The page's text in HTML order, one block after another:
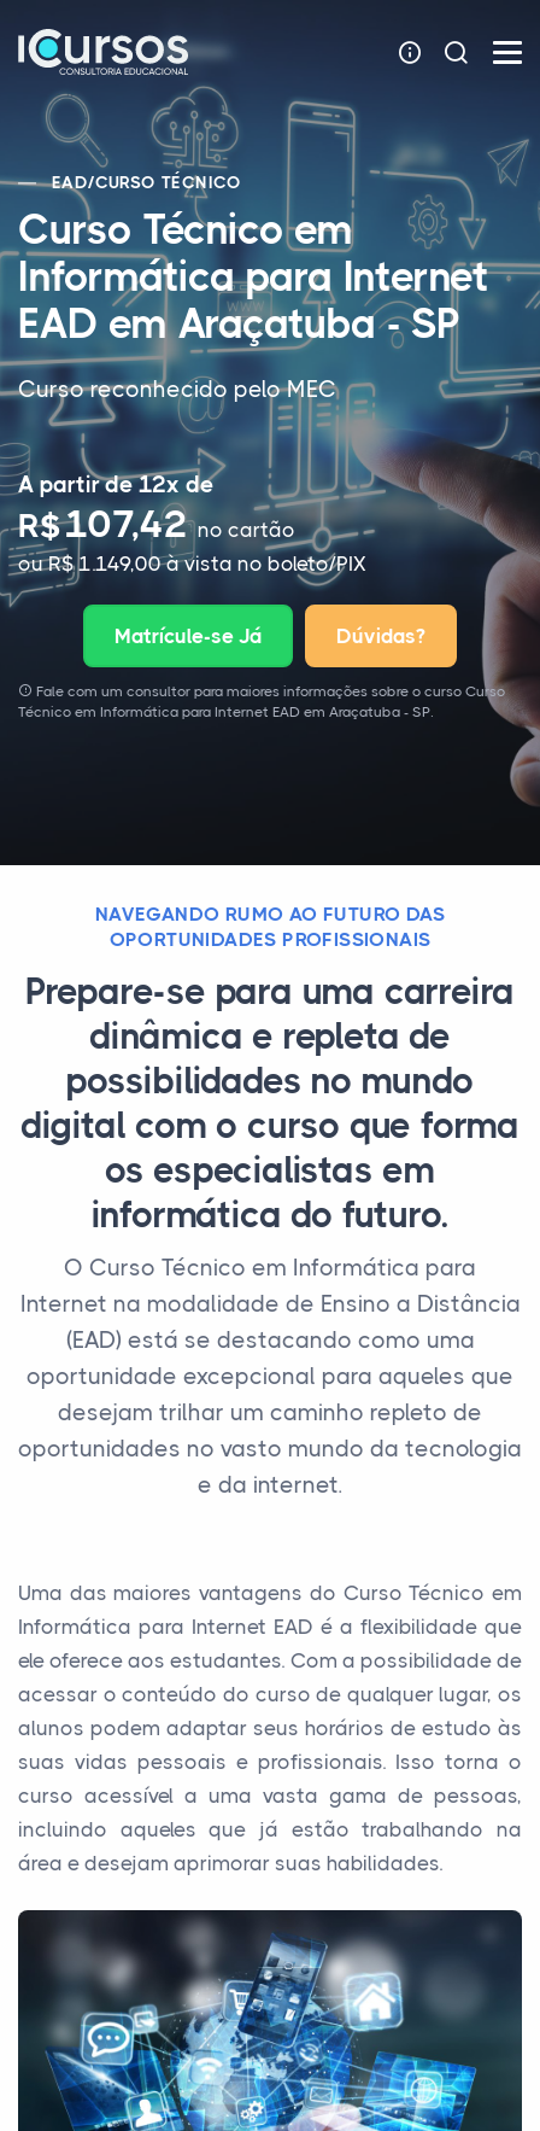
EAD/CURSO TÉCNICO
Curso Técnico em
Informática para Internet
EAD em Araçatuba - SP
Curso reconhecido pelo MEC
A partir de 12x de
R$107,42no cartão
ou R$ 1.149,00 à vista no boleto/PIX
Matrícule-se Já Dúvidas?
Fale com um consultor para maiores informações sobre o curso Curso
Técnico em Informática para Internet EAD em Araçatuba - SP.
NAVEGANDO RUMO AO FUTURO DAS
OPORTUNIDADES PROFISSIONAIS
Prepare-se para uma carreira
dinâmica e repleta de
possibilidades no mundo
digital com o curso que forma
os especialistas em
informática do futuro.
O Curso Técnico em Informática para
Internet na modalidade de Ensino a Distância
(EAD) está se destacando como uma
oportunidade excepcional para aqueles que
desejam trilhar um caminho repleto de
oportunidades no vasto mundo da tecnologia
e da internet.
Uma das maiores vantagens do Curso Técnico em
Informática para Internet EAD é a flexibilidade que
ele oferece aos estudantes. Com a possibilidade de
acessar o conteúdo do curso de qualquer lugar, os
alunos podem adaptar seus horários de estudo às
suas vidas pessoais e profissionais. Isso torna o
curso acessível a uma vasta gama de pessoas,
incluindo aqueles que já estão trabalhando na
área e desejam aprimorar suas habilidades.